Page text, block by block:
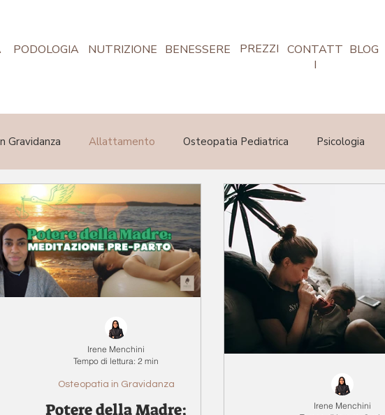
PODOLOGIA NUTRIZIONE BENESSERE PREZZI CONTATT
I
BLOG
Gravidanza Allattamento Osteopatia Pediatrica Psicologia
Privacy Mireo Studio Mireo Community
Potere della Madre:
Osteopatia in Gravidanza
Irene Menchini
Tempo di lettura: 2 min
Irene Menchini